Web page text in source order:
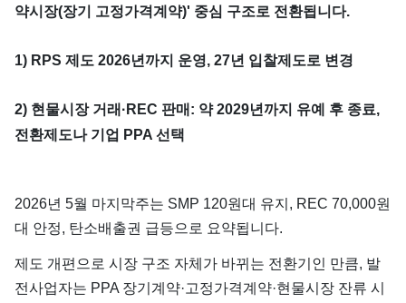
약시장(장기 고정가격계약)' 중심 구조로 전환됩니다.
1) RPS 제도 2026년까지 운영, 27년 입찰제도로 변경
2) 현물시장 거래·REC 판매: 약 2029년까지 유예 후 종료,
전환제도나 기업 PPA 선택
​2026년 5월 마지막주는 SMP 120원대 유지, REC 70,000원
대 안정, 탄소배출권 급등으로 요약됩니다.
제도 개편으로 시장 구조 자체가 바뀌는 전환기인 만큼, 발
전사업자는 PPA 장기계약·고정가격계약·현물시장 잔류 시